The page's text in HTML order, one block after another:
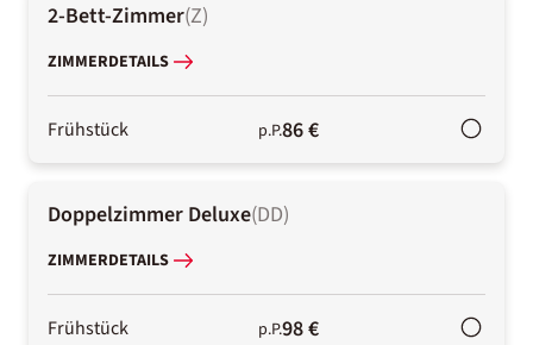
2-Bett-Zimmer(Z)
ZIMMERDETAILS
Frühstück p.P.86 €
Doppelzimmer Deluxe(DD)
ZIMMERDETAILS
Frühstück p.P.98 €